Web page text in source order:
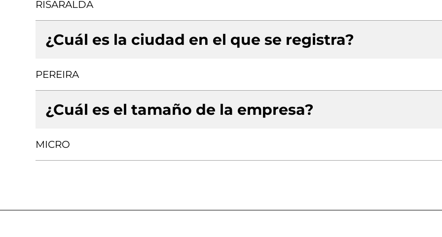
RISARALDA
¿Cuál es la ciudad en el que se registra?
PEREIRA
¿Cuál es el tamaño de la empresa?
MICRO